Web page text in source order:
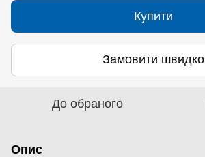
Купити
Замовити швидко
До обраного
Опис